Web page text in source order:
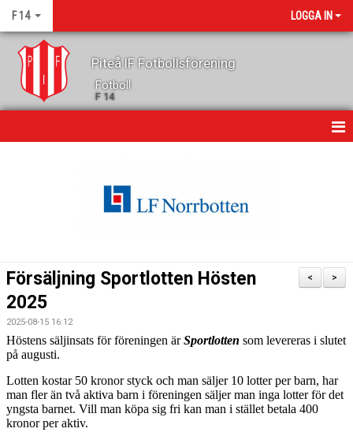
F 14 LOGGA IN
Piteå IF Fotbollsförening
Fotboll
F 14
KONTAKT
KALENDER
GÄSTBOK
MEDLEMSKAP
TRUPPEN
>
<
Försäljning Sportlotten Hösten
2025
2025-08-15 16:12
Höstens säljinsats för föreningen ärSportlotten som levereras i slutet
på augusti.
Lotten kostar 50 kronor styck och man säljer 10 lotter per barn, har
man fler än två aktiva barn i föreningen säljer man inga lotter för det
yngsta barnet. Vill man köpa sig fri kan man i stället betala 400
kronor per aktiv.